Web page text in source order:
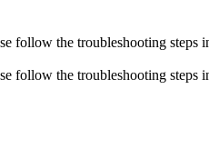
follow the troubleshooting steps
follow the troubleshooting steps